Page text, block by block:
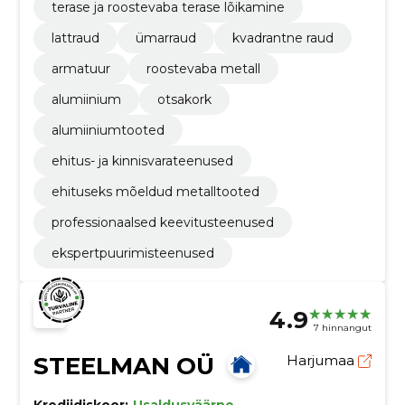
terase ja roostevaba terase lõikamine
lattraud
ümarraud
kvadrantne raud
armatuur
roostevaba metall
alumiinium
otsakork
alumiiniumtooted
ehitus- ja kinnisvarateenused
ehituseks mõeldud metalltooted
professionaalsed keevitusteenused
ekspertpuurimisteenused
4.9 7 hinnangut
STEELMAN OÜ Harjumaa